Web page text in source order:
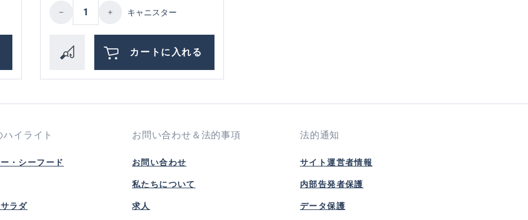
desired amount or use the buttons to increase or decrease the quantity.
Product Quantity: Enter the desired amount or use the buttons to increase
キャニスター
カートに入れる
イライト
・シーフード
ラダ
お問い合わせ＆法的事項
お問い合わせ
私たちについて
求人
法的通知
サイト運営者情報
内部告発者保護
データ保護